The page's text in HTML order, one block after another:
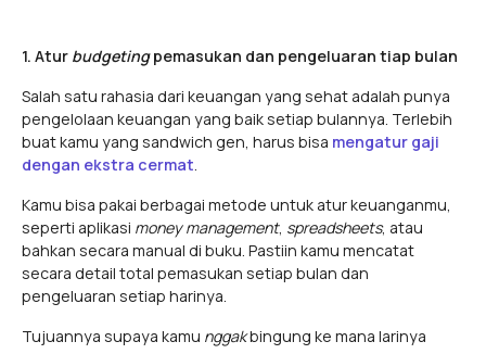
1. Atur budgetingpemasukan dan pengeluaran tiap bulan
Salah satu rahasia dari keuangan yang sehat adalah punya
pengelolaan keuangan yang baik setiap bulannya. Terlebih
buat kamu yang sandwich gen, harus bisa mengatur gaji
dengan ekstra cermat.
Kamu bisa pakai berbagai metode untuk atur keuanganmu,
seperti aplikasi money management, spreadsheets, atau
bahkan secara manual di buku. Pastiin kamu mencatat
secara detail total pemasukan setiap bulan dan
pengeluaran setiap harinya.
Tujuannya supaya kamu nggakbingung ke mana larinya